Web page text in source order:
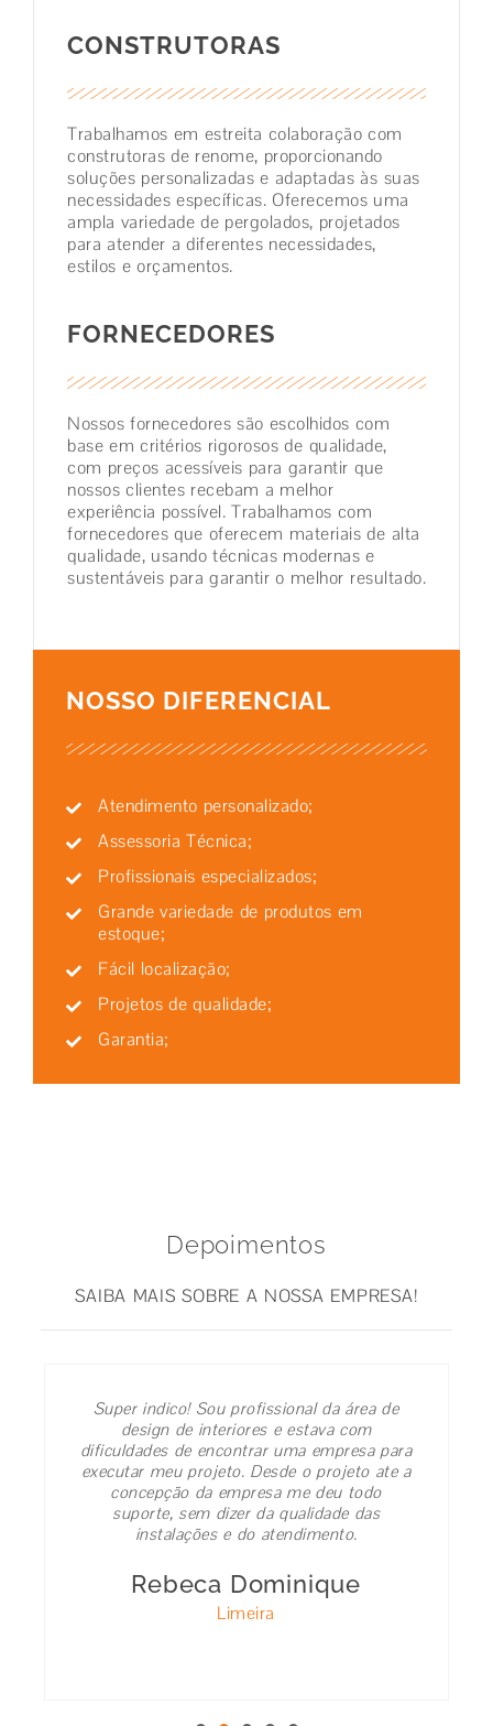
CONSTRUTORAS
Trabalhamos em estreita colaboração com
construtoras de renome, proporcionando
soluções personalizadas e adaptadas às suas
necessidades específicas. Oferecemos uma
ampla variedade de pergolados, projetados
para atender a diferentes necessidades,
estilos e orçamentos.
FORNECEDORES
Nossos fornecedores são escolhidos com
base em critérios rigorosos de qualidade,
com preços acessíveis para garantir que
nossos clientes recebam a melhor
experiência possível. Trabalhamos com
fornecedores que oferecem materiais de alta
qualidade, usando técnicas modernas e
sustentáveis para garantir o melhor resultado.
NOSSO DIFERENCIAL
Atendimento personalizado;
Assessoria Técnica;
Profissionais especializados;
Grande variedade de produtos em
estoque;
Fácil localização;
Projetos de qualidade;
Garantia;
Depoimentos
SAIBA MAIS SOBRE A NOSSA EMPRESA!
Super indico! Sou profissional da área de
design de interiores e estava com
dificuldades de encontrar uma empresa para
executar meu projeto. Desde o projeto ate a
concepção da empresa me deu todo
suporte, sem dizer da qualidade das
instalações e do atendimento.
Rebeca Dominique
Limeira